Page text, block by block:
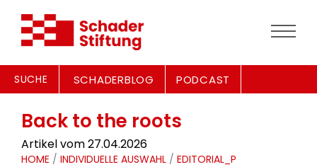
SUCHE SCHADERBLOG PODCAST
Back to the roots
Artikel vom 27.04.2026
HOME / INDIVIDUELLE AUSWAHL / EDITORIAL_P